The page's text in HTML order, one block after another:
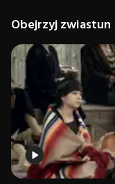
Obejrzyj zwiastun